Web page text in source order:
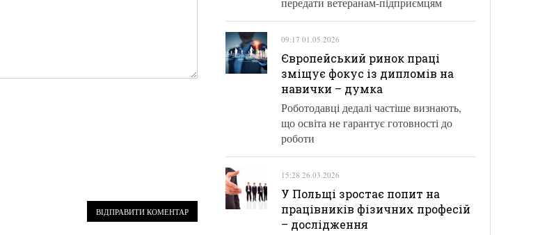
09:17 01.05.2026
Європейський ринок праці
зміщує фокус із дипломів на
навички – думка
Роботодавці дедалі частіше визнають,
що освіта не гарантує готовності до
роботи
15:28 26.03.2026
У Польщі зростає попит на
працівників фізичних професій
– дослідження